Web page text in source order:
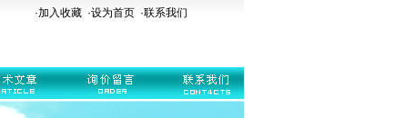
·加入收藏 ·设为首页 ·联系我们